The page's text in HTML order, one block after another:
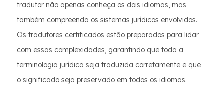
tradutor não apenas conheça os dois idiomas, mas
também compreenda os sistemas jurídicos envolvidos.
Os tradutores certificados estão preparados para lidar
com essas complexidades, garantindo que toda a
terminologia jurídica seja traduzida corretamente e que
o significado seja preservado em todos os idiomas.